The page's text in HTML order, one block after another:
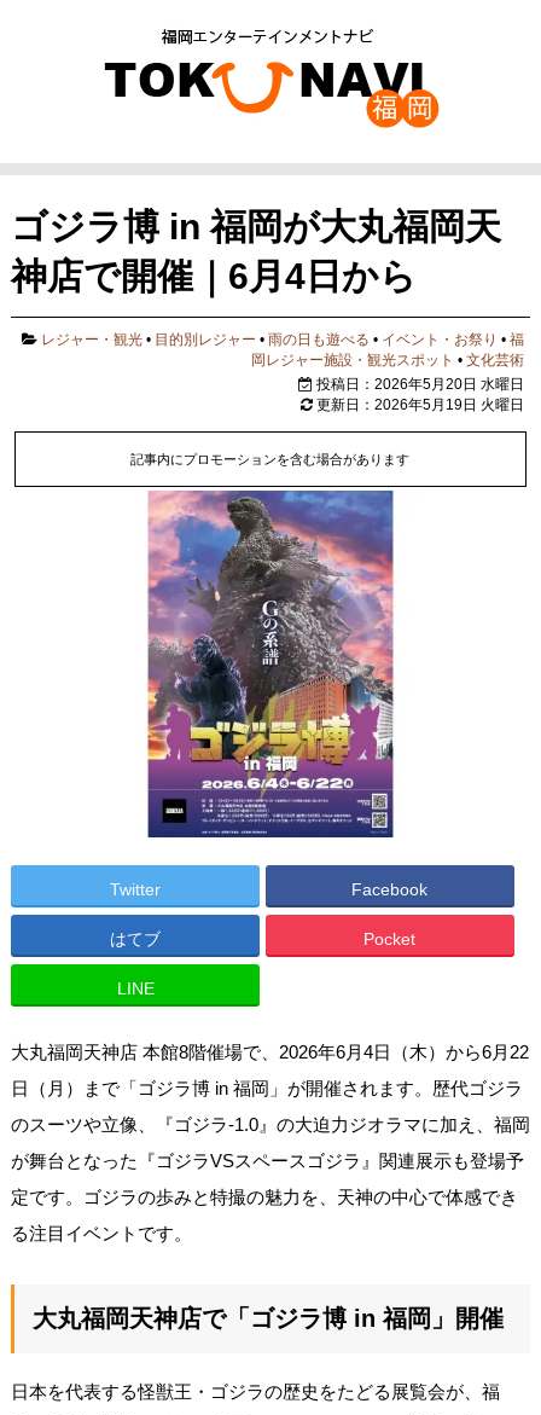
ゴジラ博 in 福岡が大丸福岡天
神店で開催｜6月4日から
レジャー・観光 • 目的別レジャー •雨の日も遊べる • イベント・お祭り •福
岡レジャー施設・観光スポット •文化芸術
投稿日：2026年5月20日 水曜日
更新日：2026年5月19日 火曜日
記事内にプロモーションを含む場合があります
Twitter Facebook
はてブ Pocket
LINE
大丸福岡天神店 本館8階催場で、2026年6月4日（木）から6月22
日（月）まで「ゴジラ博 in 福岡」が開催されます。歴代ゴジラ
のスーツや立像、『ゴジラ-1.0』の大迫力ジオラマに加え、福岡
が舞台となった『ゴジラVSスペースゴジラ』関連展示も登場予
定です。ゴジラの歩みと特撮の魅力を、天神の中心で体感でき
る注目イベントです。
大丸福岡天神店で「ゴジラ博 in 福岡」開催
日本を代表する怪獣王・ゴジラの歴史をたどる展覧会が、福